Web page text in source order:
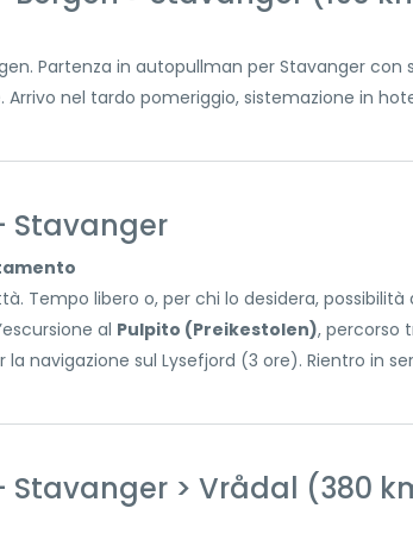
Partenza in autopullman per Stavanger
Arrivo nel tardo pomeriggio, sistemazione in
Stavanger
Tempo libero o, per chi lo desidera,
al Pulpito (Preikestolen), percorso
la navigazione sul Lysefjord (3 ore). Rientro in
Stavanger > Vrådal (380